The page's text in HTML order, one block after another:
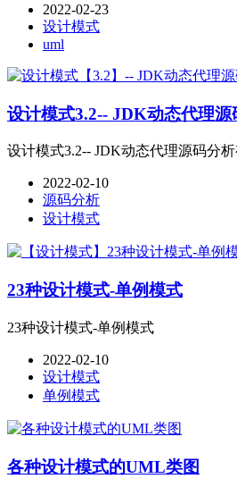
2022-02-23
设计模式
uml
设计模式3.2-- JDK动态代理源
设计模式3.2-- JDK动态代理源码分析
2022-02-10
源码分析
设计模式
23种设计模式-单例模式
23种设计模式-单例模式
2022-02-10
设计模式
单例模式
各种设计模式的UML类图